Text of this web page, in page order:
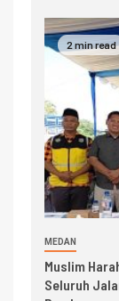
2 min read
MEDAN
Muslim
Seluruh